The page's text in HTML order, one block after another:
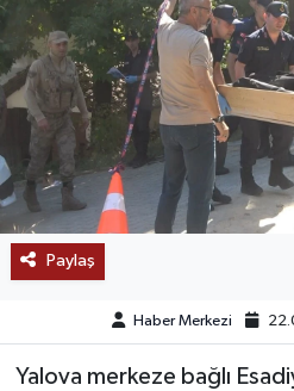
Paylaş
Haber Merkezi
Yalova merkeze bağlı
SAĞLIK
EĞİTİM
BÖLGE
KEŞFET
POPÜLER
DÜNYA
TREND